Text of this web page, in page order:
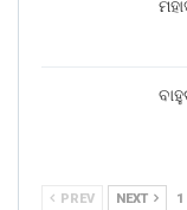
PREV NEXT